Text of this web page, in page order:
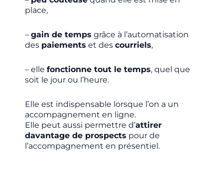
place,
– gain de temps grâce à l’automatisation
des paiements et des courriels,
– elle fonctionne tout le temps, quel que
soit le jour ou l’heure.
Elle est indispensable lorsque l’on a un
accompagnement en ligne.
Elle peut aussi permettre d’attirer
davantage de prospects pour de
l’accompagnement en présentiel.